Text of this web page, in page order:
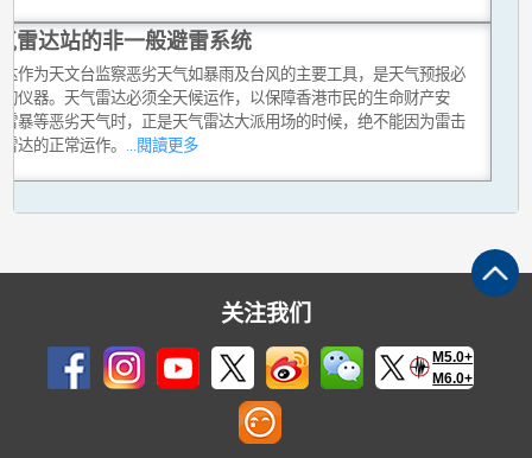
雷达站的非一般避雷系统
作为天文台监察恶劣天气如暴雨及台风的主要工具，是天气预报必
仪器。天气雷达必须全天候运作，以保障香港巿民的生命财产安
暴等恶劣天气时，正是天气雷达大派用场的时候，绝不能因为雷击
达的正常运作。 ...閱讀更多
关注我们
M5.0+
M6.0+